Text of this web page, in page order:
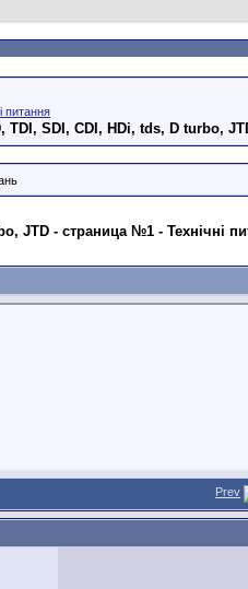
питання
TDI, SDI, CDI, HDi, tds, D turbo,
JTD - страница №1 - Технічні
Prev